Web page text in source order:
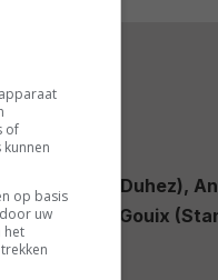
(Pauline Duhez),
Guillaume Gouix
of
op basis
uw
het